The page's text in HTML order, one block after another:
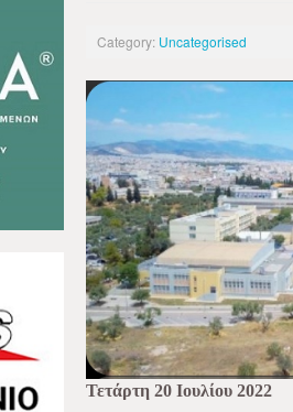
Category: Uncategorised
Τετάρτη 20 Ιουλίου 2022